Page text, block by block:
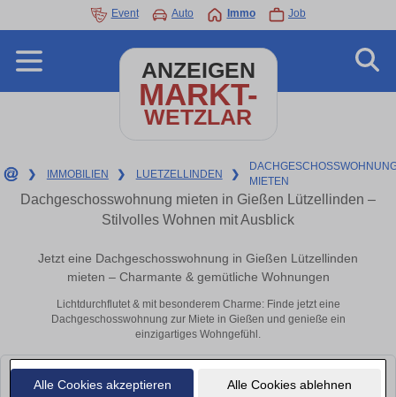
Alle Cookies akzeptieren Alle Cookies ablehnen
Event Auto Immo Job
ANZEIGEN
MARKT-
WETZLAR
❯ IMMOBILIEN ❯ LUETZELLINDEN ❯
MIETEN
Dachgeschosswohnung mieten in Gießen Lützellinden –
Stilvolles Wohnen mit Ausblick
Jetzt eine Dachgeschosswohnung in Gießen Lützellinden
mieten – Charmante & gemütliche Wohnungen
Lichtdurchflutet & mit besonderem Charme: Finde jetzt eine
Dachgeschosswohnung zur Miete in Gießen und genieße ein
einzigartiges Wohngefühl.
Leider konnten wir derzeit keine passenden Objekte finden. Schauen Sie
bald wieder vorbei!